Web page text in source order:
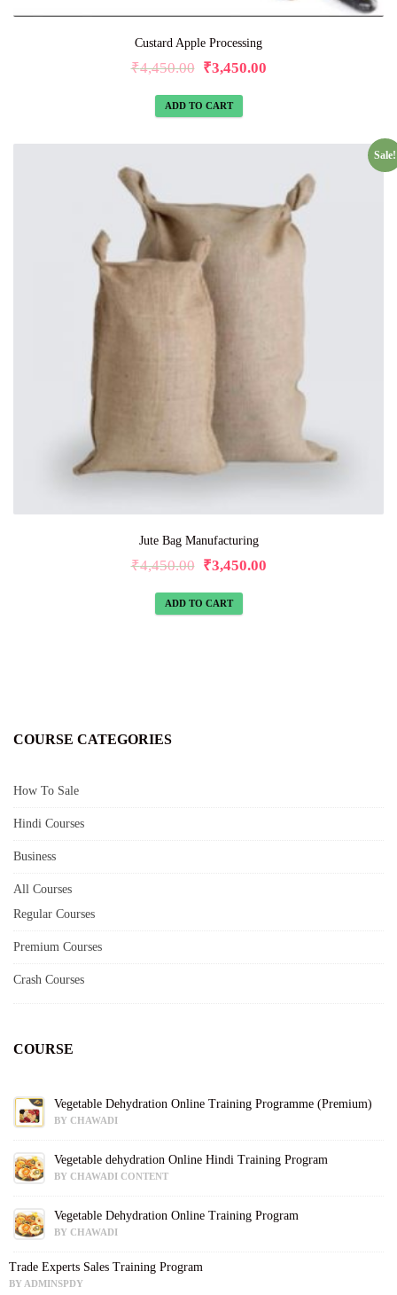
Custard Apple Processing
₹4,450.00 ₹3,450.00
ADD TO CART
Sale!
Jute Bag Manufacturing
₹4,450.00 ₹3,450.00
ADD TO CART
COURSE CATEGORIES
How To Sale
Hindi Courses
Business
All Courses
Regular Courses
Premium Courses
Crash Courses
COURSE
Vegetable Dehydration Online Training Programme (Premium)
BY CHAWADI
Vegetable dehydration Online Hindi Training Program
BY CHAWADI CONTENT
Vegetable Dehydration Online Training Program
BY CHAWADI
Trade Experts Sales Training Program
BY ADMINSPDY